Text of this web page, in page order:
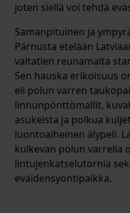
joten siellä voi tehdä
Samanpituinen ja
Pärnusta etelään
valtatien reunamalta
Sen hauska erikoisuus
eli polun varren
linnunpönttömallit,
asukeista ja polkua
luontoaiheinen älypeli.
kulkevan polun varrella
lintujenkatselutornia
eväidensyöntipaikka.